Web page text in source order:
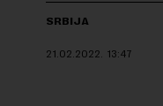
SRBIJA
21.02.2022. 13:47